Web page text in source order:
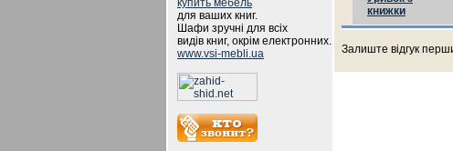
купить мебель
для ваших книг.
Шафи зручні для всіх
видів книг, окрім електронних.
www.vsi-mebli.ua
книжки
Залиште відгук